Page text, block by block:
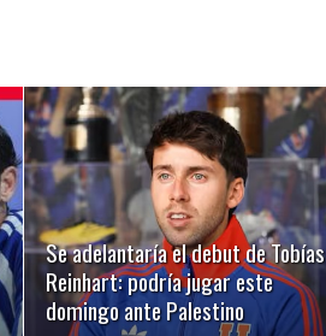
Se adelantaría el debut de Tobías
Reinhart: podría jugar este
domingo ante Palestino
LEER MÁS